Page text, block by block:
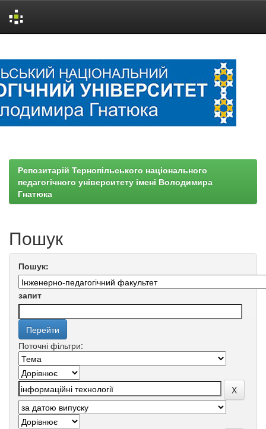
Репозитарій Тернопільського національного
педагогічного університету імені Володимира
Гнатюка
Пошук
Пошук:
запит
Поточні фільтри: